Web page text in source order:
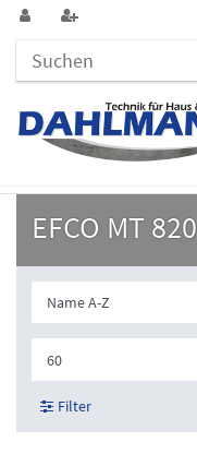
EFCO MT
Filter